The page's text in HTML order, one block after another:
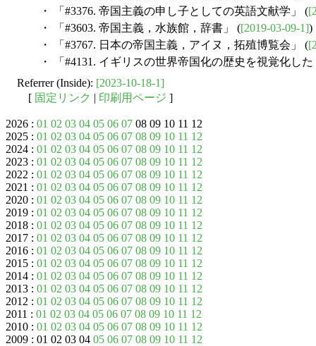
・ 「#3376. 帝国主義の申し子としての英語文献学」 (
・ 「#3603. 帝国主義，水族館，辞書」 ([2019-03-09-1])
・ 「#3767. 日本の帝国主義，アイヌ，拓殖博覧会」 (
・ 「#4131. イギリスの世界帝国化の歴史を視覚化した
Referrer (Inside): [2023-10-18-1]
[ 固定リンク | 印刷用ページ ]
2026 : 01 02 03 04 05 06 07 08 09 10 11 12
2025 : 01 02 03 04 05 06 07 08 09 10 11 12
2024 : 01 02 03 04 05 06 07 08 09 10 11 12
2023 : 01 02 03 04 05 06 07 08 09 10 11 12
2022 : 01 02 03 04 05 06 07 08 09 10 11 12
2021 : 01 02 03 04 05 06 07 08 09 10 11 12
2020 : 01 02 03 04 05 06 07 08 09 10 11 12
2019 : 01 02 03 04 05 06 07 08 09 10 11 12
2018 : 01 02 03 04 05 06 07 08 09 10 11 12
2017 : 01 02 03 04 05 06 07 08 09 10 11 12
2016 : 01 02 03 04 05 06 07 08 09 10 11 12
2015 : 01 02 03 04 05 06 07 08 09 10 11 12
2014 : 01 02 03 04 05 06 07 08 09 10 11 12
2013 : 01 02 03 04 05 06 07 08 09 10 11 12
2012 : 01 02 03 04 05 06 07 08 09 10 11 12
2011 : 01 02 03 04 05 06 07 08 09 10 11 12
2010 : 01 02 03 04 05 06 07 08 09 10 11 12
2009 : 01 02 03 04 05 06 07 08 09 10 11 12